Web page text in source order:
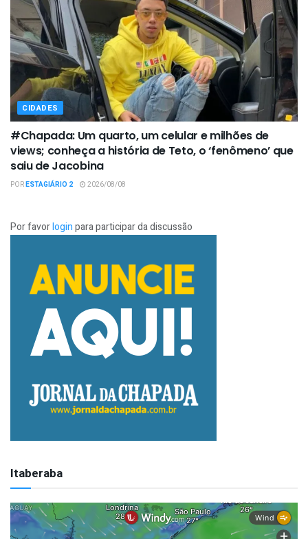
CIDADES
#Chapada: Um quarto, um celular e milhões de
views; conheça a história de Teto, o ‘fenômeno’ que
saiu de Jacobina
PORESTAGIÁRIO 2 2026/08/08
Por favorloginpara participar da discussão
Itaberaba